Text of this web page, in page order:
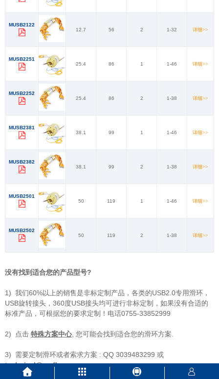
MUSB2122
12.7
56 2 1-32 详细>>
MUSB2251
25.4
86 1 1-46 详细>>
MUSB2252
25.4
86 2 1-38 详细>>
MUSB2381
38.1
99 1 1-46 详细>>
MUSB2382
38.1
99 2 1-38 详细>>
MUSB2501
50
119 1 1-46 详细>>
MUSB2502
50
119 2 1-38 详细>>
没有找到适合您的产品型号?
1) 我们60%以上的销售是非标定制产品，各类的USB2.0专用滑环，
USB旋转接头，360度USB接头均可进行非标定制，如果没有合适的
标准产品，可根据您的要求定制！电话0755-33852999
2) 点击 特殊方案中心, 您可能会找到适合您的滑环方案.
3) 需要定制滑环或者索求方案 : QQ 3039483299 或
technical@moflon.com